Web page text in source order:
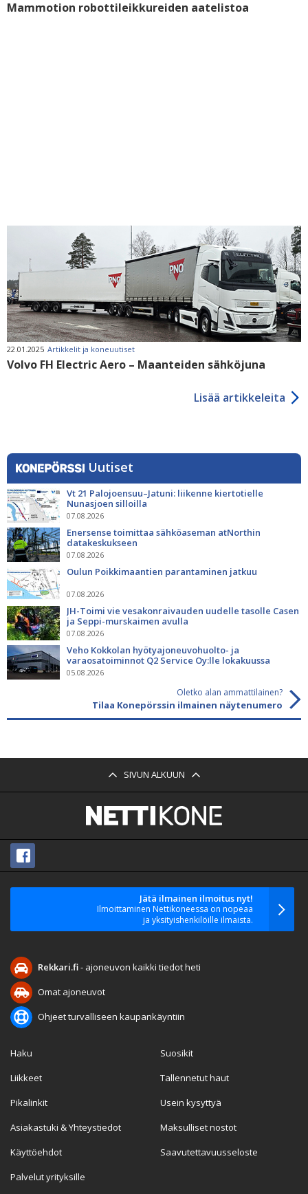
Mammotion robottileikkureiden aatelistoa
22.01.2025 Artikkelit ja koneuutiset
Volvo FH Electric Aero – Maanteiden sähköjuna
Lisää artikkeleita
Uutiset
Vt 21 Palojoensuu–Jatuni: liikenne kiertotielle
Nunasjoen silloilla
07.08.2026
Enersense toimittaa sähköaseman atNorthin
datakeskukseen
07.08.2026
Oulun Poikkimaantien parantaminen jatkuu
07.08.2026
JH-Toimi vie vesakonraivauden uudelle tasolle Casen
ja Seppi-murskaimen avulla
07.08.2026
Veho Kokkolan hyötyajoneuvohuolto- ja
varaosatoiminnot Q2 Service Oy:lle lokakuussa
05.08.2026
Oletko alan ammattilainen?
Tilaa Konepörssin ilmainen näytenumero
SIVUN ALKUUN
Jätä ilmainen ilmoitus nyt!
Ilmoittaminen Nettikoneessa on nopeaa
ja yksityishenkilöille ilmaista.
Rekkari.fi- ajoneuvon kaikki tiedot heti
Omat ajoneuvot
Ohjeet turvalliseen kaupankäyntiin
Haku
Liikkeet
Pikalinkit
Asiakastuki & Yhteystiedot
Käyttöehdot
Palvelut yrityksille
Suosikit
Tallennetut haut
Usein kysyttyä
Maksulliset nostot
Saavutettavuusseloste